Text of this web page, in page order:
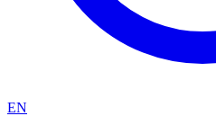
EN